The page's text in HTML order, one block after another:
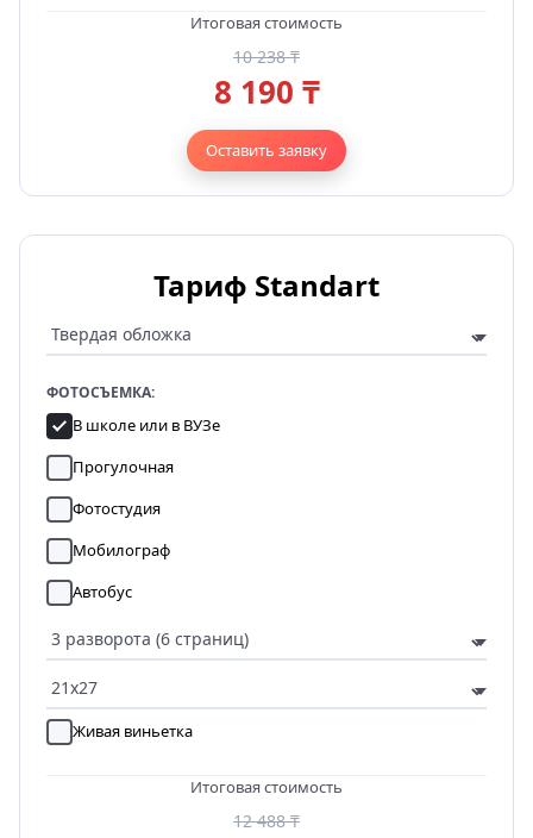
Итоговая стоимость
10 238 ₸
8 190 ₸
Оставить заявку
Тариф Standart
ФОТОСЪЕМКА:
В школе или в ВУЗе
Прогулочная
Фотостудия
Мобилограф
Автобус
Живая виньетка
Итоговая стоимость
12 488 ₸